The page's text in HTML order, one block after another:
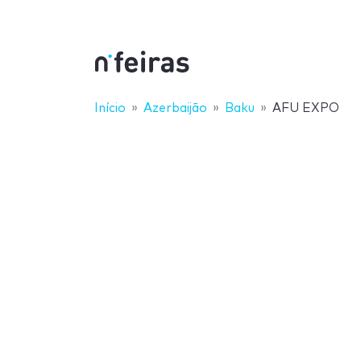
Início Azerbaijão Baku AFU EXPO